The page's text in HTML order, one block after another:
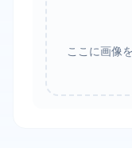
ここに画像